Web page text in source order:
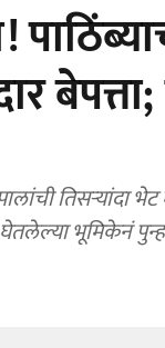
तिसऱ्यांदा भेट
घेतलेल्या भूमिकेनं